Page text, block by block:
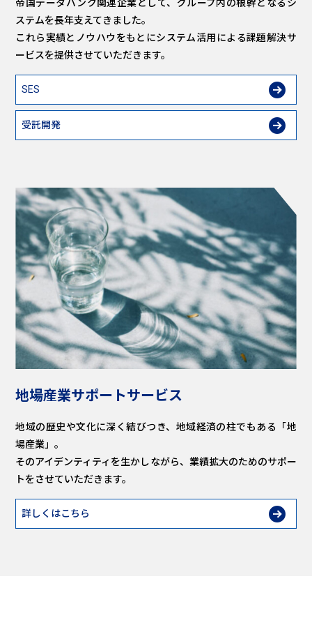
帝国データバンク関連企業として、グループ内の根幹となるシ
ステムを長年支えてきました。
これら実績とノウハウをもとにシステム活用による課題解決サ
ービスを提供させていただきます。
SES
受託開発
地場産業サポートサービス
地域の歴史や文化に深く結びつき、地域経済の柱でもある「地
場産業」。
そのアイデンティティを生かしながら、業績拡大のためのサポー
トをさせていただきます。
詳しくはこちら